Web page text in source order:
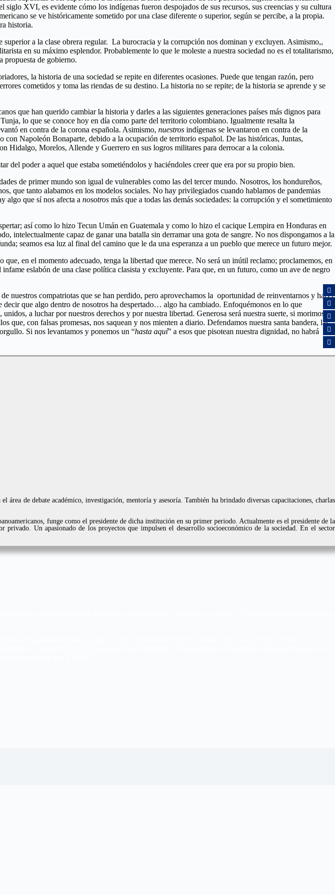
XVI, es evidente cómo los indígenas fueron despojados de sus recursos, sus creencias y su cultura
se ve históricamente sometido por una clase diferente o superior, según se percibe, a la propia.
historia.
a la clase obrera regular. La burocracia y la corrupción nos dominan y excluyen. Asimismo,,
en su máximo esplendor. Probablemente lo que le moleste a nuestra sociedad no es el totalitarismo,
propuesta de gobierno.
la historia de una sociedad se repite en diferentes ocasiones. Puede que tengan razón, pero
cometidos y toma las riendas de su destino. La historia no se repite; de la historia se aprende y se
que han querido cambiar la historia y darles a las siguientes generaciones países más dignos para
lo que se conoce hoy en día como parte del territorio colombiano. Igualmente resalta la
en contra de la corona española. Asimismo, nuestros indígenas se levantaron en contra de la
Napoleón Bonaparte, debido a la ocupación de territorio español. De las históricas, Juntas,
Hidalgo, Morelos, Allende y Guerrero en sus logros militares para derrocar a la colonia.
del poder a aquel que estaba sometiéndolos y haciéndoles creer que era por su propio bien.
de primer mundo son igual de vulnerables como las del tercer mundo. Nosotros, los hondureños,
que tanto alabamos en los modelos sociales. No hay privilegiados cuando hablamos de pandemias
algo que sí nos afecta a nosotros más que a todas las demás sociedades: la corrupción y el sometimiento
así como lo hizo Tecun Umán en Guatemala y como lo hizo el cacique Lempira en Honduras en
capaz de ganar una batalla sin derramar una gota de sangre. No nos dispongamos a la
seamos esa luz al final del camino que le da una esperanza a un pueblo que merece un futuro mejor.
en el momento adecuado, tenga la libertad que merece. No será un inútil reclamo; proclamemos, en
eslabón de una clase política clasista y excluyente. Para que, en un futuro, como un ave de negro
nuestros compatriotas que se han perdido, pero aprovechamos la oportunidad de reinventarnos y hacer
que algo dentro de nosotros ha despertado… algo ha cambiado. Enfoquémonos en lo que
a luchar por nuestros derechos y por nuestra libertad. Generosa será nuestra suerte, si morimos
que, con falsas promesas, nos saquean y nos mienten a diario. Defendamos nuestra santa bandera, las
Si nos levantamos y ponemos un “hasta aquí” a esos que pisotean nuestra dignidad, no habrá
de debate académico, investigación, mentoría y asesoría. También ha brindado diversas capacitaciones, charlas
funge como el presidente de dicha institución en su primer periodo. Actualmente es el presidente de la
privado. Un apasionado de los proyectos que impulsen el desarrollo socioeconómico de la sociedad. En el sector